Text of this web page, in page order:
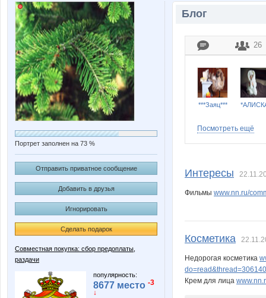
Портрет заполнен на 73 %
Отправить приватное сообщение
Добавить в друзья
Игнорировать
Сделать подарок
Совместная покупка: сбор предоплаты,
раздачи
популярность:
8677 место -3
↓
Блог
26
***Заяц***
Mamasun Mara-M
Посмотреть ещё
Интересы
Фильмы www.nn.ru/
Косметика
Недорогая косметика
Крем для лица